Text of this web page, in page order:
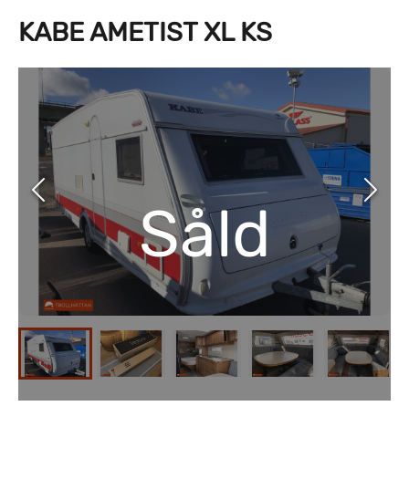
KABE AMETIST XL KS
Såld